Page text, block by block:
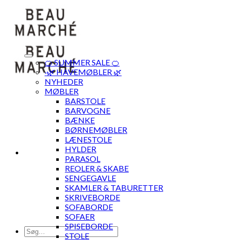
content
Søg
🍊 SUMMER SALE 🍊
·🌿 HAVEMØBLER 🌿
NYHEDER
MØBLER
BARSTOLE
BARVOGNE
BÆNKE
BØRNEMØBLER
LÆNESTOLE
HYLDER
PARASOL
REOLER & SKABE
SENGEGAVLE
SKAMLER & TABURETTER
SKRIVEBORDE
SOFABORDE
SOFAER
SPISEBORDE
STOLE